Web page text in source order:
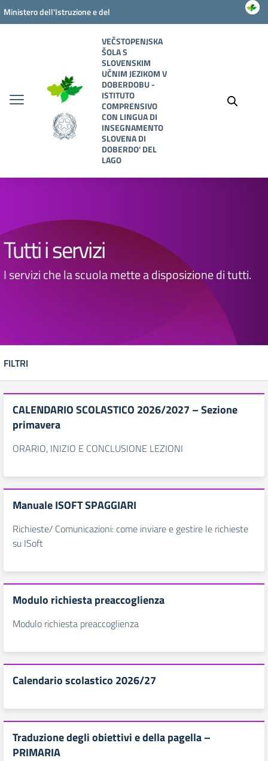
Vai ai contenuti
Vai al menu di navigazione
Vai al footer
Ministero dell'Istruzione e del
VEČSTOPENJSKA
ŠOLA S
SLOVENSKIM
UČNIM JEZIKOM V
DOBERDOBU -
ISTITUTO
COMPRENSIVO
CON LINGUA DI
INSEGNAMENTO
SLOVENA DI
DOBERDO' DEL
LAGO
Tutti i servizi
I servizi che la scuola mette a disposizione di tutti.
FILTRI
CALENDARIO SCOLASTICO 2026/2027 – Sezione
primavera
ORARIO, INIZIO E CONCLUSIONE LEZIONI
Manuale ISOFT SPAGGIARI
Richieste/ Comunicazioni: come inviare e gestire le richieste
su ISoft
Modulo richiesta preaccoglienza
Modulo richiesta preaccoglienza
Calendario scolastico 2026/27
Traduzione degli obiettivi e della pagella –
PRIMARIA